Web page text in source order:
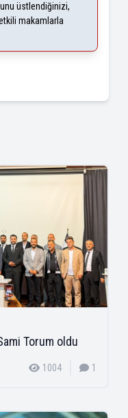
üstlendiğinizi,
makamlarla
Torum oldu
1004 1